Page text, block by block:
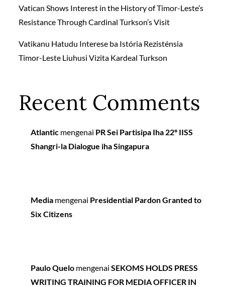
Vatican Shows Interest in the History of Timor-Leste’s
Resistance Through Cardinal Turkson’s Visit
Vatikanu Hatudu Interese ba Istória Rezisténsia
Timor-Leste Liuhusi Vizita Kardeal Turkson
Recent Comments
Atlantic mengenai PR Sei Partisipa Iha 22º IISS
Shangri-la Dialogue iha Singapura
Media mengenai Presidential Pardon Granted to
Six Citizens
Paulo Quelo mengenaiSEKOMS HOLDS PRESS
WRITING TRAINING FOR MEDIA OFFICER IN